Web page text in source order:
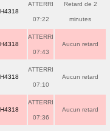
ATTERRI
07:22
Retard de 2
minutes
ATTERRI
07:43
Aucun retard
ATTERRI
07:10
Aucun retard
ATTERRI
07:36
Aucun retard